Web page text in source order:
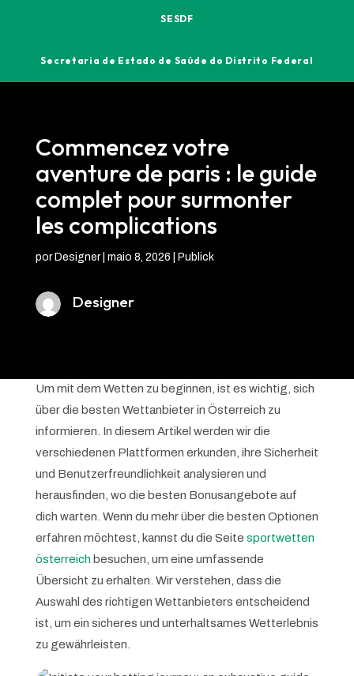
SESDF
Secretaria de Estado de Saúde do Distrito Federal
Commencez votre
aventure de paris : le guide
complet pour surmonter
les complications
por Designer| maio 8, 2026 Publick
Designer
Um mit dem Wetten zu beginnen, ist es wichtig, sich
über die besten Wettanbieter in Österreich zu
informieren. In diesem Artikel werden wir die
verschiedenen Plattformen erkunden, ihre Sicherheit
und Benutzerfreundlichkeit analysieren und
herausfinden, wo die besten Bonusangebote auf
dich warten. Wenn du mehr über die besten Optionen
erfahren möchtest, kannst du die Seite sportwetten
österreich besuchen, um eine umfassende
Übersicht zu erhalten. Wir verstehen, dass die
Auswahl des richtigen Wettanbieters entscheidend
ist, um ein sicheres und unterhaltsames Wetterlebnis
zu gewährleisten.